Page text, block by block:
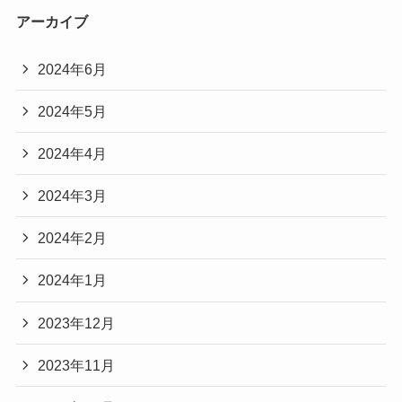
アーカイブ
2024年6月
2024年5月
2024年4月
2024年3月
2024年2月
2024年1月
2023年12月
2023年11月